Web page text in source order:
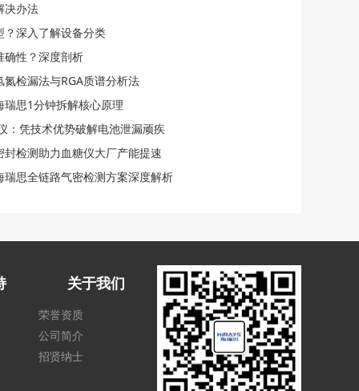
决办法
？深入了解设备分类
确性？深度剖析
检漏法与RGA质谱分析法
瑞思1分钟拆解核心原理
：凭技术优势破解电池泄漏顽疾
检测助力血糖仪大厂产能提速
瑞思全链路气密检测方案深度解析
关于我们
荣誉资质
公司简介
招贤纳士